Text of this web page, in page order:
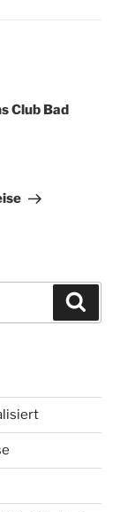
Club Bad